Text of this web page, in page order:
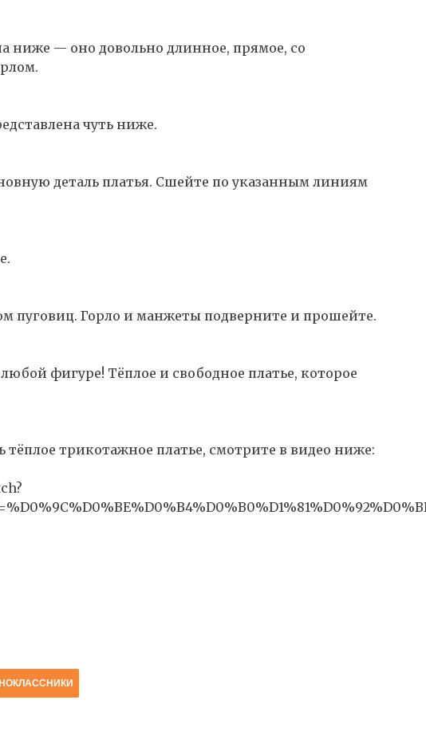
ниже — оно довольно длинное, прямое, со
чуть ниже.
деталь платья. Сшейте по указанным линиям
пуговиц. Горло и манжеты подверните и прошейте.
фигуре! Тёплое и свободное платье, которое
трикотажное платье, смотрите в видео ниже: